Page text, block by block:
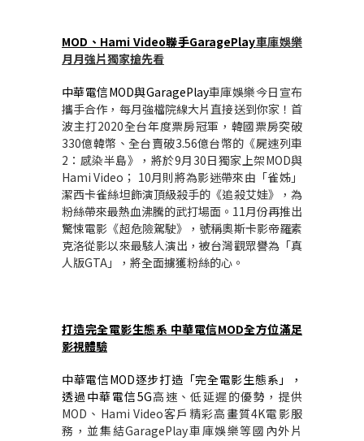
MOD 、 Hami Video聯手GaragePlay車庫娛樂
月月強片獨家搶先看
中華電信MOD與GaragePlay車庫娛樂今日宣布
攜手合作，每月強檔院線大片直接送到你家！首
波主打2020全台年度票房冠軍，韓國票房突破
330億韓幣、全台賣破3.56億台幣的《屍速列車
2 ：感染半島》，將於9月 30日獨家上架MOD與
Hami Video ； 10月則將為影迷帶來由「雀姊」
潔西卡雀絲坦飾演頂級殺手的《追殺艾娃》，為
粉絲帶來最熱血沸騰的武打場面。 11月份再推出
驚悚電影《超危險駕駛》，號稱奧斯卡影帝羅素
克洛從影以來最駭人演出，被台灣觀眾譽為「真
人版GTA 」，將全面擄獲粉絲的心。
打造完全電影生態系 中華電信MOD全方位滿足
影視體驗
中華電信MOD逐步打造「完全電影生態系」，
透過中華電信5G高速、低延遲的優勢，提供
MOD 、 Hami Video客戶精彩高畫質4K電影服
務，並集結GaragePlay車庫娛樂等國內外片